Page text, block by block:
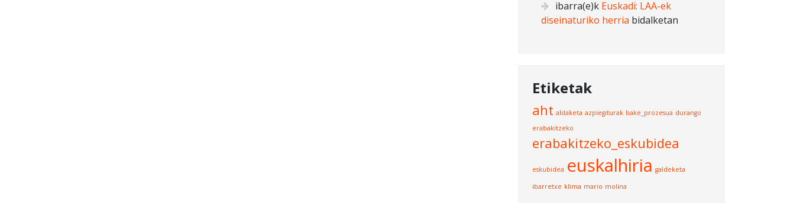
ibarra(e)k Euskadi: LAA-ek
diseinaturiko herria bidalketan
Etiketak
aht aldaketa azpiegiturak bake_prozesua durango
erabakitzeko
erabakitzeko_eskubidea
eskubidea euskalhiria galdeketa
ibarretxe klima mario molina